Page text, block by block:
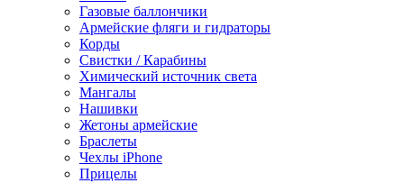
Газовые баллончики
Армейские фляги и гидраторы
Корды
Свистки / Карабины
Химический источник света
Мангалы
Нашивки
Жетоны армейские
Браслеты
Чехлы iPhone
Прицелы